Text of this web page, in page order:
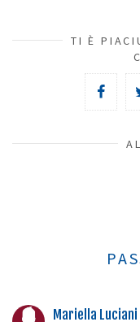
TI È
Mariella Luciani